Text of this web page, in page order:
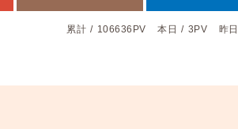
累計 / 106636PV 本日 / 3PV 昨日